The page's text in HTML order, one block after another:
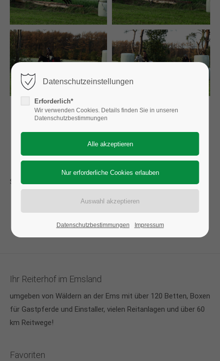
Seite 7 von 10
4 5 6 7 8
Ihr Reiterhof im Emsland
umgeben von Wäldern an der Ems mit über 120 Betten, Boxen
für Gastpferde und Einstaller, vielen Reitanlagen und über 60
km Reitwege!
Favoriten
Datenschutzeinstellungen
Erforderlich*
Wir verwenden Cookies. Details finden Sie in unseren
Datenschutzbestimmungen
Datenschutzbestimmungen Impressum